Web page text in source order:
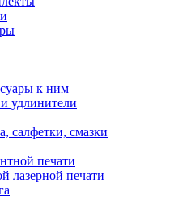
к ним
удлинители
салфетки, смазки
печати
лазерной печати